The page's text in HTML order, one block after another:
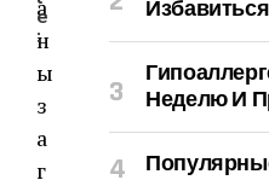
а
н
ы
з
а
г
e
:
Избавиться
Неделю И